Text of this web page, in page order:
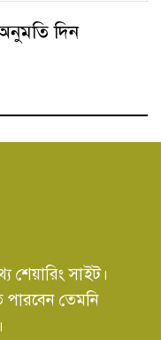
দিন
শেয়ারিং সাইট।
তেমনি